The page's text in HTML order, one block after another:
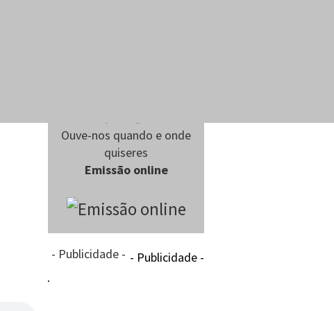
Ouve-nos quando e onde
quiseres
Emissão online
- Publicidade - - Publicidade -